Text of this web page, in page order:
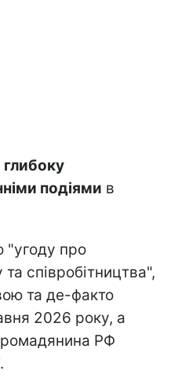
глибоку
подіями в
"угоду про
співробітництва",
та де-факто
2026 року, а
РФ